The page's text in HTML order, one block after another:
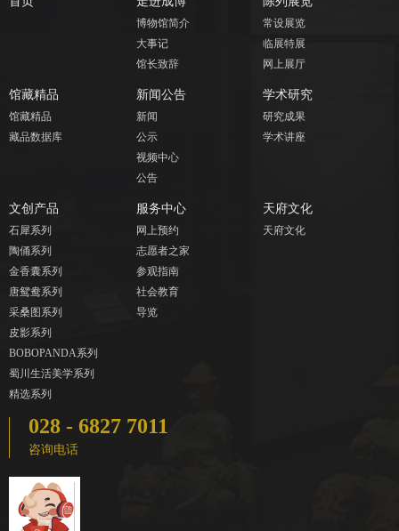
博物馆简介
大事记
馆长致辞
常设展览
临展特展
网上展厅
馆藏精品
馆藏精品
藏品数据库
新闻公告
新闻
公示
视频中心
公告
学术研究
研究成果
学术讲座
文创产品
石犀系列
陶俑系列
金香囊系列
唐鸳鸯系列
采桑图系列
皮影系列
BOBOPANDA系列
蜀川生活美学系列
精选系列
服务中心
网上预约
志愿者之家
参观指南
社会教育
导览
天府文化
天府文化
028 - 6827 7011
咨询电话